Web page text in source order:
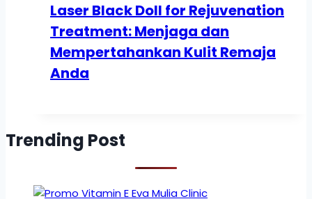
Laser Black Doll for Rejuvenation
Treatment: Menjaga dan
Mempertahankan Kulit Remaja
Anda
Trending Post